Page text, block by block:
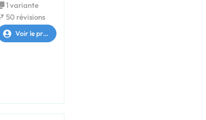
1 variante
50 révisions
Voir le profil